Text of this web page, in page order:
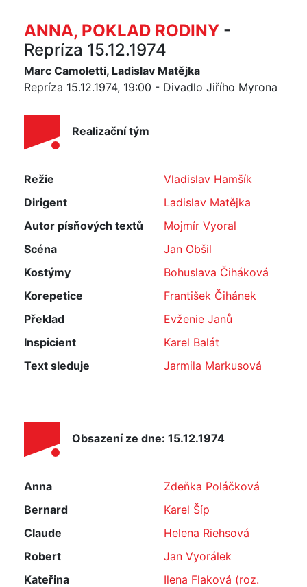
ANNA, POKLAD RODINY -
Repríza 15.12.1974
Marc Camoletti, Ladislav Matějka
Repríza 15.12.1974, 19:00 - Divadlo Jiřího Myrona
Realizační tým
Režie
Vladislav Hamšík
Dirigent
Ladislav Matějka
Autor písňových textů
Mojmír Vyoral
Scéna
Jan Obšil
Kostýmy
Bohuslava Čiháková
Korepetice
František Čihánek
Překlad
Evženie Janů
Inspicient
Karel Balát
Text sleduje
Jarmila Markusová
Obsazení ze dne: 15.12.1974
Anna
Zdeňka Poláčková
Bernard
Karel Šíp
Claude
Helena Riehsová
Robert
Jan Vyorálek
Kateřina
Ilena Flaková (roz.